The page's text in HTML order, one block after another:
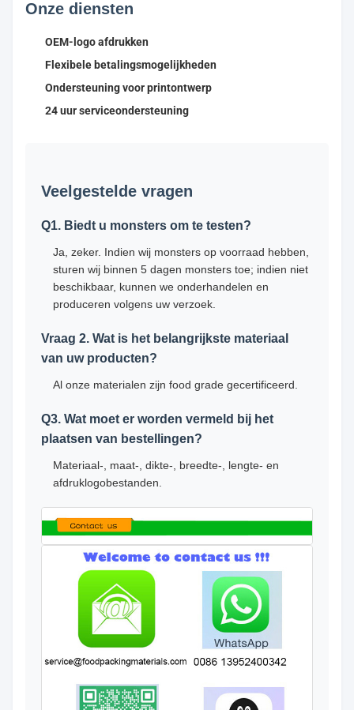
Onze diensten
OEM-logo afdrukken
Flexibele betalingsmogelijkheden
Ondersteuning voor printontwerp
24 uur serviceondersteuning
Veelgestelde vragen
Q1. Biedt u monsters om te testen?
Ja, zeker. Indien wij monsters op voorraad hebben,
sturen wij binnen 5 dagen monsters toe; indien niet
beschikbaar, kunnen we onderhandelen en
produceren volgens uw verzoek.
Vraag 2. Wat is het belangrijkste materiaal
van uw producten?
Al onze materialen zijn food grade gecertificeerd.
Q3. Wat moet er worden vermeld bij het
plaatsen van bestellingen?
Materiaal-, maat-, dikte-, breedte-, lengte- en
afdruklogobestanden.